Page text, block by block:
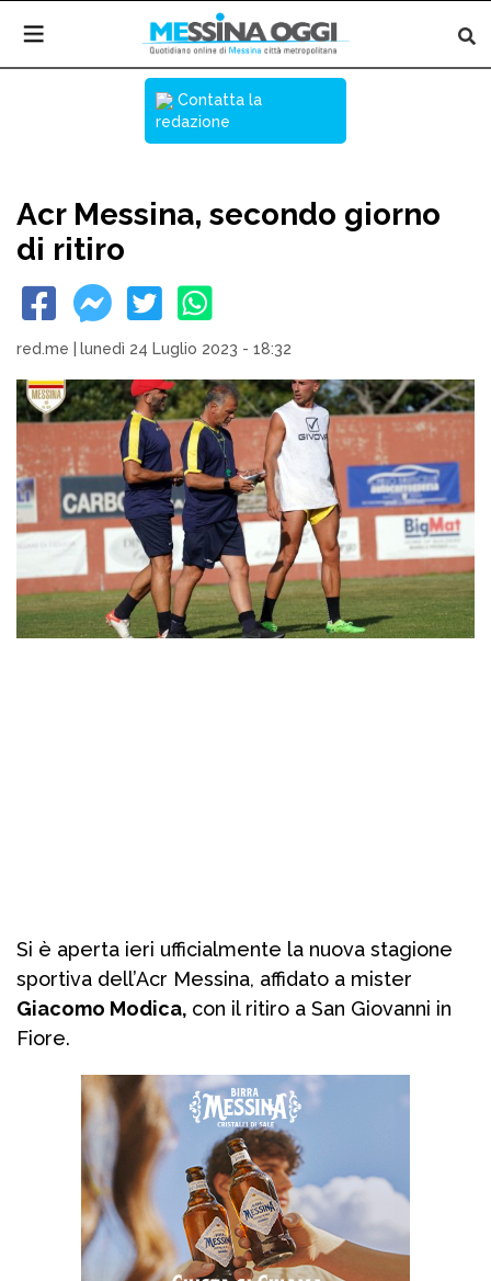
Contatta la
redazione
Acr Messina, secondo giorno
di ritiro
red.me lunedì 24 Luglio 2023 - 18:32
Si è aperta ieri ufficialmente la nuova stagione
sportiva dell’Acr Messina, affidato a mister
Giacomo Modica, con il ritiro a San Giovanni in
Fiore.